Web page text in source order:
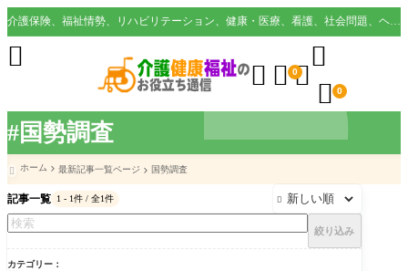
#国勢調査
介護保険、福祉情勢、リハビリテーション、健康・医療、看護、社会問題、ヘルスケア業界など様々な切り口から役立つ情報を配信。
  0

 0

 ホーム 最新記事一覧ページ 国勢調査
記事一覧 1 - 1件 / 全1件 
絞り込み
カテゴリー